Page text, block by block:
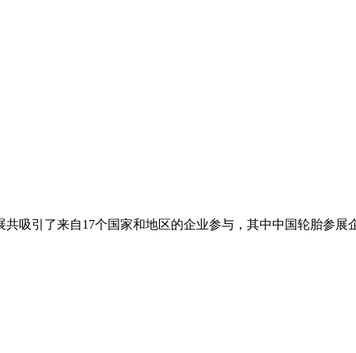
吸引了来自17个国家和地区的企业参与，其中中国轮胎参展